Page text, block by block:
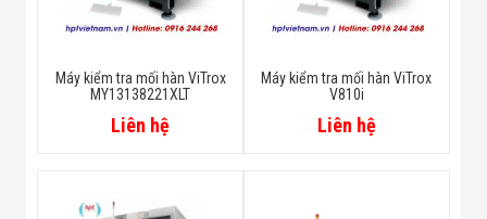
Máy kiểm tra mối hàn ViTrox
MY13138221XLT
Liên hệ
Máy kiểm tra mối hàn ViTrox
V810i
Liên hệ